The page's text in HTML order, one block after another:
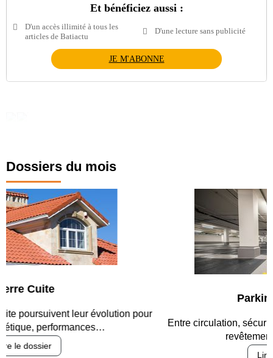
Et bénéficiez aussi :
D'un accès illimité à tous les
articles de Batiactu
D'une lecture sans publicité
JE M'ABONNE
Dossiers du mois
Entre circulation, sécurisation des accès, durabilité des